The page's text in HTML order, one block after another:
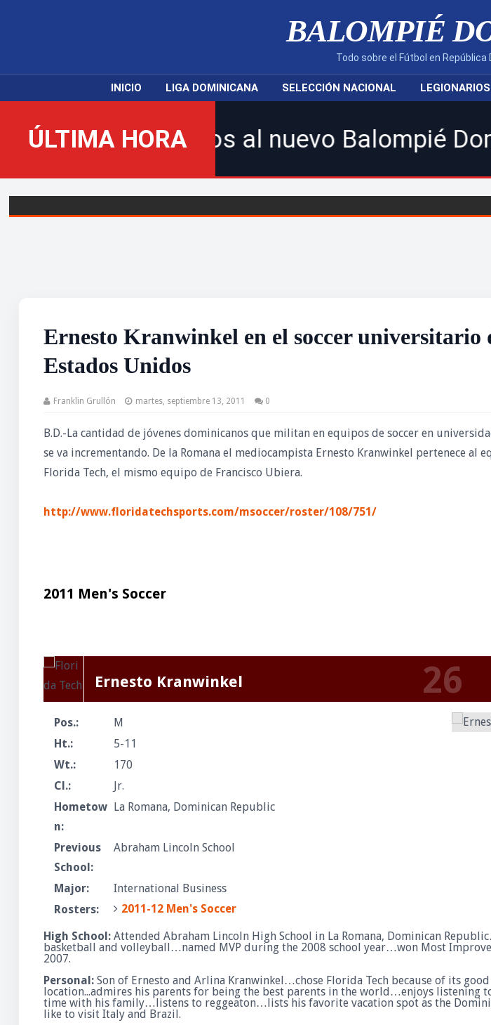
BALOMPIÉ
Todo sobre el Fútbol en
INICIO LIGA DOMINICANA SELECCIÓN NACIONAL LEGIONARIOS
ÚLTIMA HORAal nuevo Balompié
Ernesto Kranwinkel en el soccer universitario
Estados Unidos
Franklin Grullón martes, septiembre 13, 2011 0
B.D.-La cantidad de jóvenes dominicanos que militan en equipos de soccer en
se va incrementando. De la Romana el mediocampista Ernesto Kranwinkel pertenece al
Florida Tech, el mismo equipo de Francisco Ubiera.
http://www.floridatechsports.com/msoccer/roster/108/751/
2011 Men's Soccer
Ernesto Kranwinkel 26
Pos.:
M
Ht.:
5-11
Wt.:
170
Cl.:
Jr.
Hometow
n:
La Romana, Dominican Republic
Previous
School:
Abraham Lincoln School
Major:
International Business
Rosters:
2011-12 Men's Soccer
High School:Attended Abraham Lincoln High School in La Romana, Dominican
basketball and volleyball…named MVP during the 2008 school year…won Most
2007.
Personal:Son of Ernesto and Arlina Kranwinkel…chose Florida Tech because of its
location...admires his parents for being the best parents in the world…enjoys listening
time with his family…listens to reggeaton…lists his favorite vacation spot as the
like to visit Italy and Brazil.